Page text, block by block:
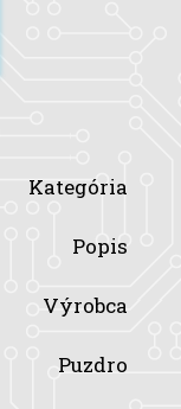
Kategória
Popis
Výrobca
Puzdro